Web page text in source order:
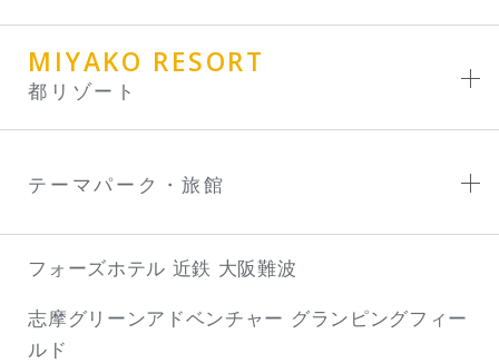
MIYAKO RESORT
都リゾート
テーマパーク・旅館
フォーズホテル 近鉄 大阪難波
志摩グリーンアドベンチャー グランピングフィー
ルド